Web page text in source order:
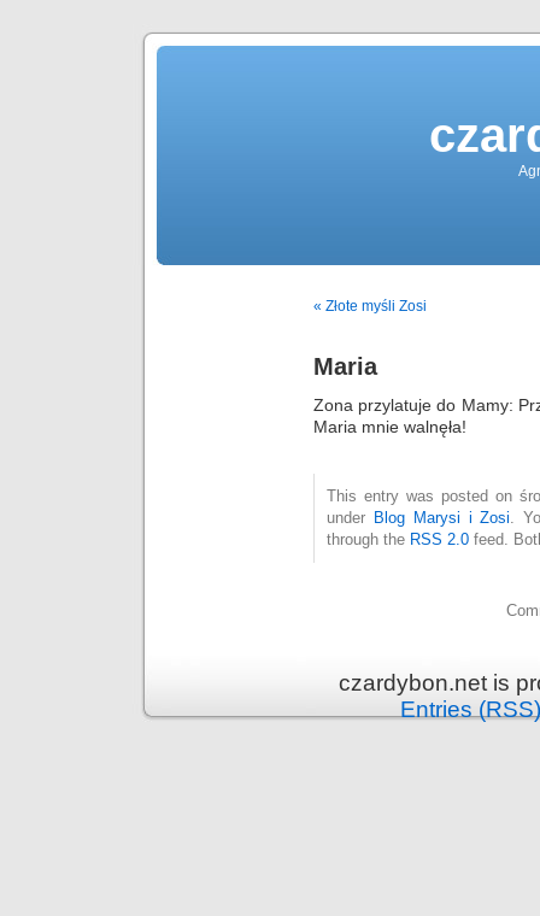
« Złote myśli Zosi
Maria
Zona przylatuje do Mamy:
Maria mnie walnęła!
This entry was posted on
under Blog Marysi i Zosi .
through the RSS 2.0 feed.
czardybon.net is
Entries (RSS)